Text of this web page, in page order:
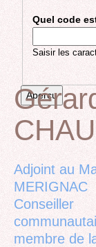
Quel code
Saisir les
Back
to
Adjoint au
MERIGNAC
Conseiller
membre de